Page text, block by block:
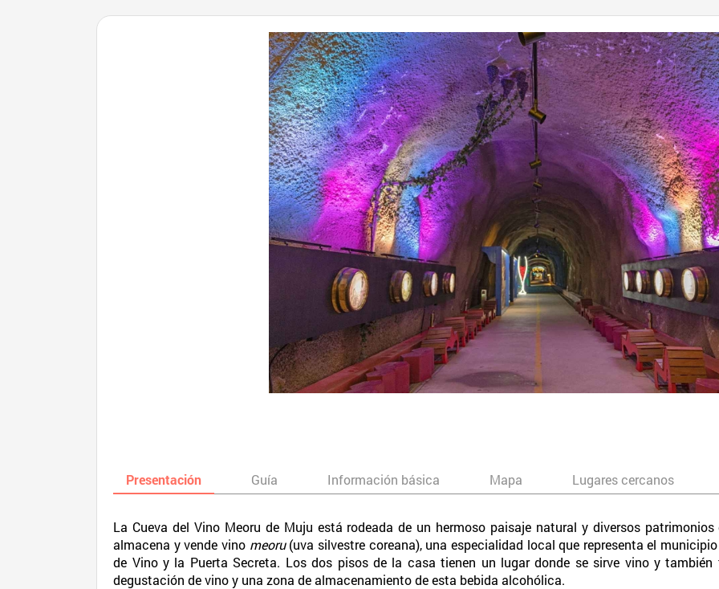
Presentación Guía Información básica Mapa Lugares cercanos
La Cueva del Vino Meoru de Muju está rodeada de un hermoso paisaje natural y diversos
almacena y vende vino meoru(uva silvestre coreana), una especialidad local que representa el
de Vino y la Puerta Secreta. Los dos pisos de la casa tienen un lugar donde se sirve vino y
degustación de vino y una zona de almacenamiento de esta bebida alcohólica.